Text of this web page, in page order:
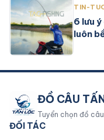
TIN-
6 lưu
luôn
ĐỒ CÂU
Tuyển chọn đồ
ĐỐI TÁC